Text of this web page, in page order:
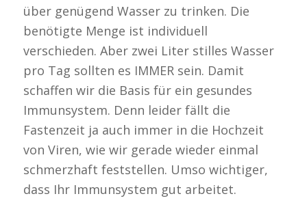
über genügend Wasser zu trinken. Die
benötigte Menge ist individuell
verschieden. Aber zwei Liter stilles Wasser
pro Tag sollten es IMMER sein. Damit
schaffen wir die Basis für ein gesundes
Immunsystem. Denn leider fällt die
Fastenzeit ja auch immer in die Hochzeit
von Viren, wie wir gerade wieder einmal
schmerzhaft feststellen. Umso wichtiger,
dass Ihr Immunsystem gut arbeitet.